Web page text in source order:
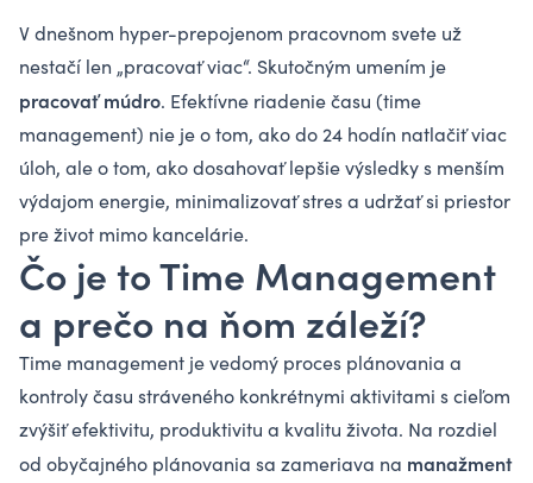
V dnešnom hyper-prepojenom pracovnom svete už
nestačí len „pracovať viac“. Skutočným umením je
pracovať múdro. Efektívne riadenie času (time
management) nie je o tom, ako do 24 hodín natlačiť viac
úloh, ale o tom, ako dosahovať lepšie výsledky s menším
výdajom energie, minimalizovať stres a udržať si priestor
pre život mimo kancelárie.
Čo je to Time Management
a prečo na ňom záleží?
Time management je vedomý proces plánovania a
kontroly času stráveného konkrétnymi aktivitami s cieľom
zvýšiť efektivitu, produktivitu a kvalitu života. Na rozdiel
od obyčajného plánovania sa zameriava na manažment